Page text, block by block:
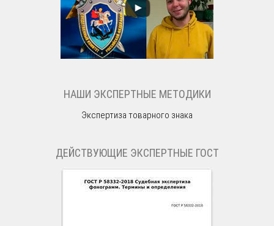
НАШИ ЭКСПЕРТНЫЕ МЕТОДИКИ
Экспертиза товарного знака
ДЕЙСТВУЮЩИЕ ЭКСПЕРТНЫЕ ГОСТ